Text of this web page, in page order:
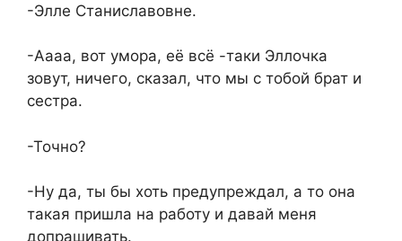
-Элле Станиславовне.
-Аааа, вот умора, её всё -таки Эллочка
зовут, ничего, сказал, что мы с тобой брат и
сестра.
-Точно?
-Ну да, ты бы хоть предупреждал, а то она
такая пришла на работу и давай меня
допрашивать.